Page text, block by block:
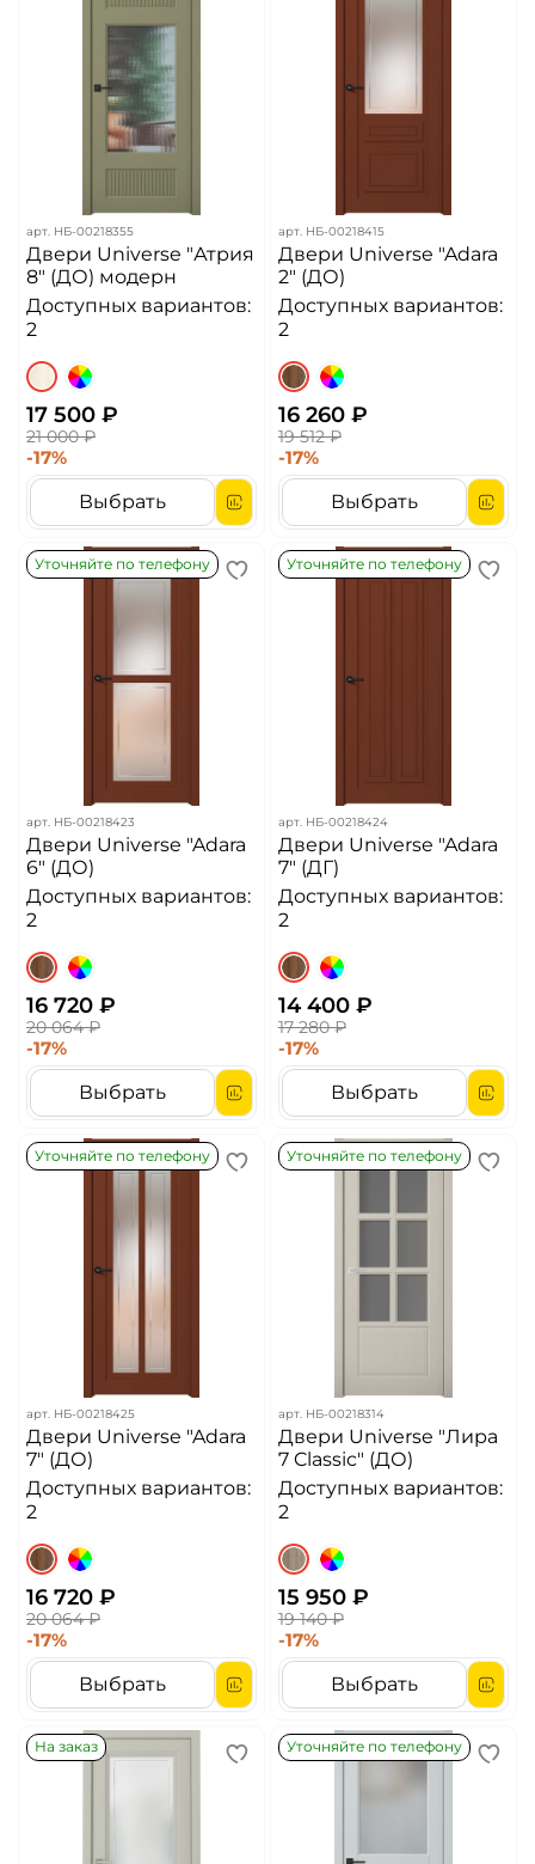
арт. НБ-00218355
Двери Universe "Атрия
8" (ДО) модерн
Доступных вариантов:
2
17 500 ₽
21 000 ₽
-17%
Выбрать
арт. НБ-00218415
Двери Universe "Adara
2" (ДО)
Доступных вариантов:
2
16 260 ₽
19 512 ₽
-17%
Выбрать
Уточняйте по телефону
арт. НБ-00218423
Двери Universe "Adara
6" (ДО)
Доступных вариантов:
2
16 720 ₽
20 064 ₽
-17%
Выбрать
Уточняйте по телефону
арт. НБ-00218424
Двери Universe "Adara
7" (ДГ)
Доступных вариантов:
2
14 400 ₽
17 280 ₽
-17%
Выбрать
Уточняйте по телефону
арт. НБ-00218425
Двери Universe "Adara
7" (ДО)
Доступных вариантов:
2
16 720 ₽
20 064 ₽
-17%
Выбрать
Уточняйте по телефону
арт. НБ-00218314
Двери Universe "Лира
7 Classic" (ДО)
Доступных вариантов:
2
15 950 ₽
19 140 ₽
-17%
Выбрать
На заказ Уточняйте по телефону